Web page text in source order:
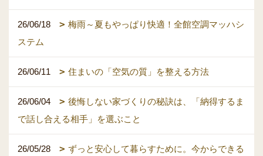
26/06/18
梅雨～夏もやっぱり快適！全館空調マッハシ
ステム
26/06/11 住まいの「空気の質」を整える方法
26/06/04
後悔しない家づくりの秘訣は、「納得するま
で話し合える相手」を選ぶこと
26/05/28
ずっと安心して暮らすために。今からできる